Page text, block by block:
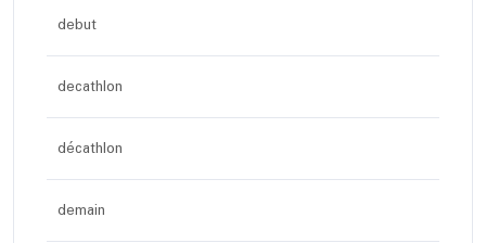
debut
decathlon
décathlon
demain